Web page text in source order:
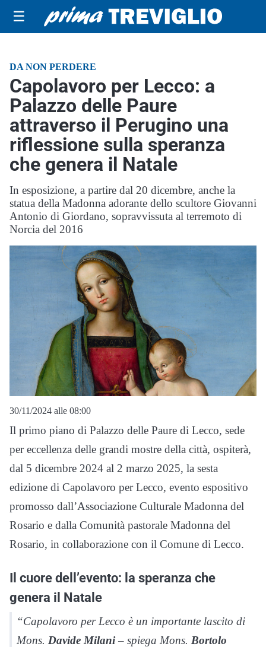
☰
DA NON PERDERE
Capolavoro per Lecco: a
Palazzo delle Paure
attraverso il Perugino una
riflessione sulla speranza
che genera il Natale
In esposizione, a partire dal 20 dicembre, anche la
statua della Madonna adorante dello scultore Giovanni
Antonio di Giordano, sopravvissuta al terremoto di
Norcia del 2016
30/11/2024 alle 08:00
Il primo piano di Palazzo delle Paure di Lecco, sede
per eccellenza delle grandi mostre della città, ospiterà,
dal 5 dicembre 2024 al 2 marzo 2025, la sesta
edizione di Capolavoro per Lecco, evento espositivo
promosso dall’Associazione Culturale Madonna del
Rosario e dalla Comunità pastorale Madonna del
Rosario, in collaborazione con il Comune di Lecco.
Il cuore dell’evento: la speranza che
genera il Natale
“Capolavoro per Lecco è un importante lascito di
Mons. Davide Milani– spiega Mons. Bortolo